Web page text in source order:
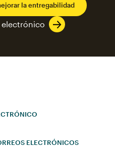
la entregabilidad
electrónico
ELECTRÓNICOS